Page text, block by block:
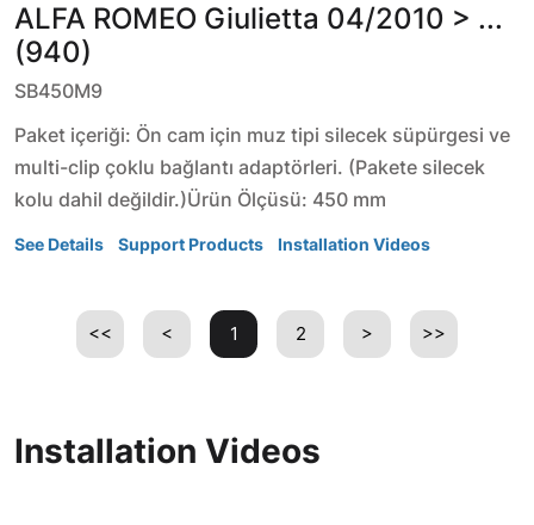
ALFA ROMEO Giulietta 04/2010 > ...
(940)
SB450M9
Paket içeriği: Ön cam için muz tipi silecek süpürgesi ve
multi-clip çoklu bağlantı adaptörleri. (Pakete silecek
kolu dahil değildir.)Ürün Ölçüsü: 450 mm
See Details Support Products Installation Videos
<< < 1 2 > >>
Installation Videos